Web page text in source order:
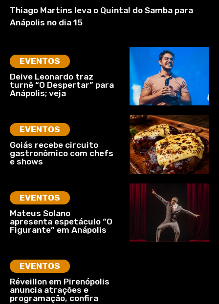
Thiago Martins leva o Quintal do Samba para
Anápolis no dia 15
EVENTOS
Deive Leonardo traz
turnê “O Despertar” para
Anápolis; veja
EVENTOS
Goiás recebe circuito
gastronômico com chefs
e shows
EVENTOS
Mateus Solano
apresenta espetáculo “O
Figurante” em Anápolis
EVENTOS
Réveillon em Pirenópolis
anuncia atrações e
programação, confira